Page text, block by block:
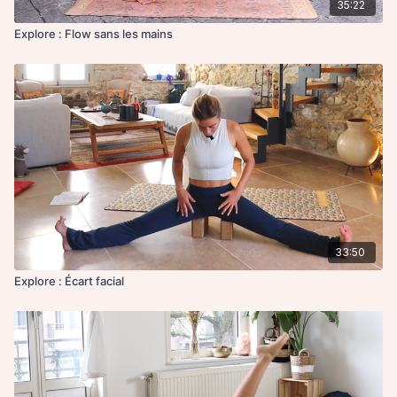
35:22
Explore : Flow sans les mains
33:50
Explore : Écart facial